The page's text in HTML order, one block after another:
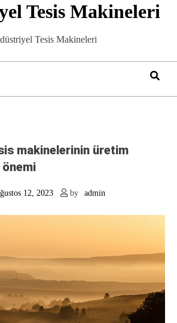
Tesis Makineleri
Tesis Makineleri
makinelerinin üretim
12, 2023 by admin